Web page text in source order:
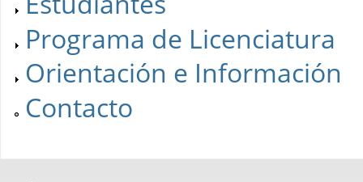
Programa de Licenciatura
Orientación e Información
Contacto